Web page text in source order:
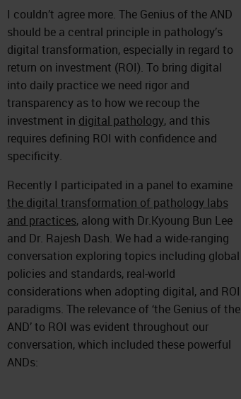
I couldn’t agree more. The Genius of the AND
should be a central principle in pathology’s
digital transformation, especially in regard to
return on investment (ROI). To bring digital
into daily practice we need rigor and
transparency as to how we recoup the
investment in digital pathology, and this
requires defining ROI with confidence and
specificity.
Recently I participated in a panel to examine
the digital transformation of pathology labs
and practices, along with Dr.Kyoung Bun Lee
and Dr. Rajesh Dash. We had a wide-ranging
conversation exploring topics including global
policies and standards, real-world
considerations when adopting digital, and ROI
paradigms. The relevance of ‘the Genius of the
AND’ to ROI was evident throughout our
conversation, which included these powerful
ANDs: